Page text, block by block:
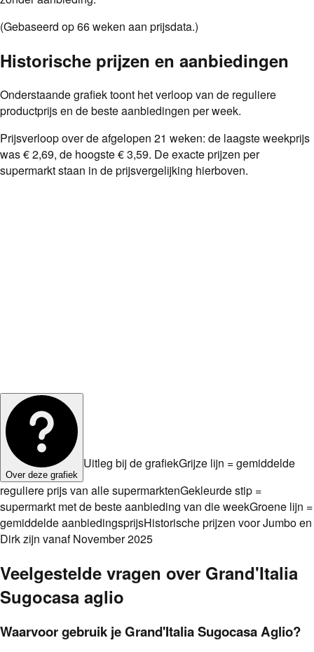
(Gebaseerd op66weken aan prijsdata.)
Historische prijzen en aanbiedingen
Onderstaande grafiek toont het verloop van de reguliere
productprijs en de beste aanbiedingen per week.
Prijsverloop over de afgelopen 21 weken: de laagste weekprijs
was€ 2,69, de hoogste€ 3,59. De exacte prijzen per
supermarkt staan in de prijsvergelijking hierboven.
Over deze grafiek
Uitleg bij de grafiekGrijze lijn = gemiddelde
reguliere prijs van alle supermarktenGekleurde stip =
supermarkt met de beste aanbieding van die weekGroene lijn =
gemiddelde aanbiedingsprijsHistorische prijzen voor Jumbo en
Dirk zijn vanaf November 2025
Veelgestelde vragen over Grand'Italia
Sugocasa aglio
Waarvoor gebruik je Grand'Italia Sugocasa Aglio?